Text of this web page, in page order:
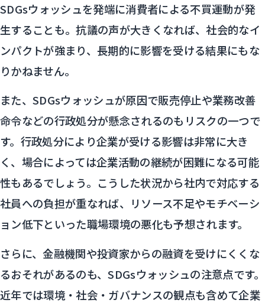
SDGsウォッシュを発端に消費者による不買運動が発
生することも。抗議の声が大きくなれば、社会的なイ
ンパクトが強まり、長期的に影響を受ける結果にもな
りかねません。
また、SDGsウォッシュが原因で販売停止や業務改善
命令などの行政処分が懸念されるのもリスクの一つで
す。行政処分により企業が受ける影響は非常に大き
く、場合によっては企業活動の継続が困難になる可能
性もあるでしょう。こうした状況から社内で対応する
社員への負担が重なれば、リソース不足やモチベーシ
ョン低下といった職場環境の悪化も予想されます。
さらに、金融機関や投資家からの融資を受けにくくな
るおそれがあるのも、SDGsウォッシュの注意点です。
近年では環境・社会・ガバナンスの観点も含めて企業